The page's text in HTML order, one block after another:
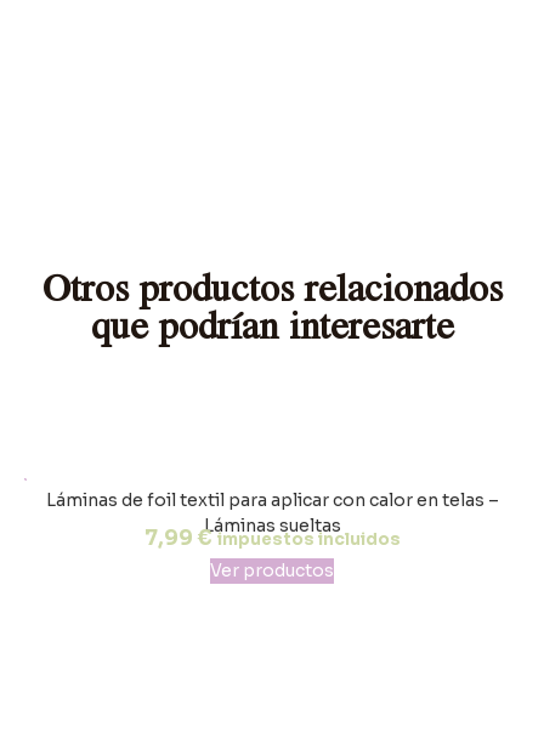
Otros productos relacionados
que podrían interesarte
Láminas de foil textil para aplicar con calor en telas –
Láminas sueltas
7,99€ impuestos incluidos
Ver productos